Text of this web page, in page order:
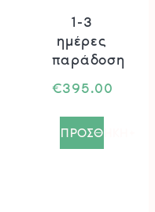
1-3
ημέρες
παράδοση
€395.00
ΠΡΟΣΘΗΚΗ+